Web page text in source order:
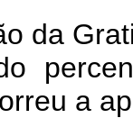
da
a